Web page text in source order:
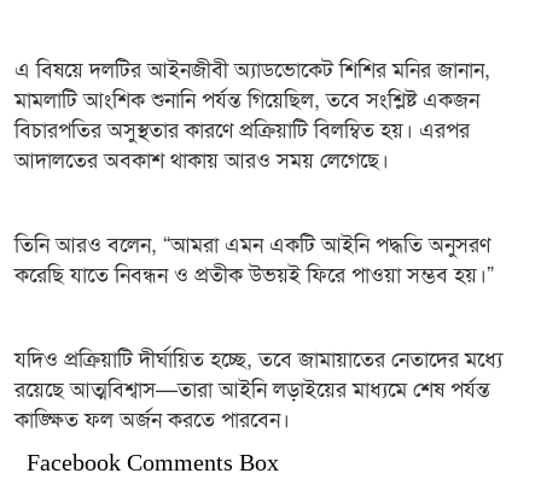
এ বিষয়ে দলটির আইনজীবী অ্যাডভোকেট শিশির মনির জানান,
মামলাটি আংশিক শুনানি পর্যন্ত গিয়েছিল, তবে সংশ্লিষ্ট একজন
বিচারপতির অসুস্থতার কারণে প্রক্রিয়াটি বিলম্বিত হয়। এরপর
আদালতের অবকাশ থাকায় আরও সময় লেগেছে।
তিনি আরও বলেন, “আমরা এমন একটি আইনি পদ্ধতি অনুসরণ
করেছি যাতে নিবন্ধন ও প্রতীক উভয়ই ফিরে পাওয়া সম্ভব হয়।”
যদিও প্রক্রিয়াটি দীর্ঘায়িত হচ্ছে, তবে জামায়াতের নেতাদের মধ্যে
রয়েছে আত্মবিশ্বাস—তারা আইনি লড়াইয়ের মাধ্যমে শেষ পর্যন্ত
কাঙ্ক্ষিত ফল অর্জন করতে পারবেন।
Facebook Comments Box